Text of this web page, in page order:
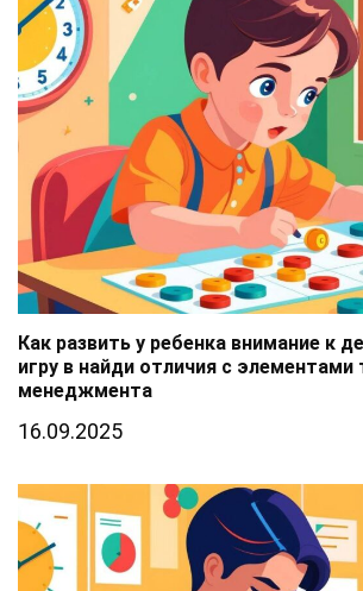
Как развить у ребенка внимание к
игру в найди отличия с элементами
менеджмента
16.09.2025